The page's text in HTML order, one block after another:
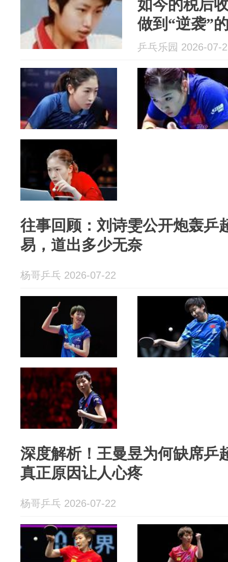
如今的税后
做到“逆袭”
乒乓乐园 2026-07-
往事回顾：刘诗雯公开炮轰乒
易，道出多少无奈
杨哥乒乓 2026-07-22
深度解析！王曼昱为何缺席乒
真正原因让人心疼
杨哥乒乓 2026-07-22